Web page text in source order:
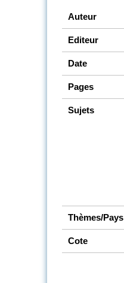
Auteur
Editeur
Date
Pages
Sujets
Thèmes/Pays
Cote